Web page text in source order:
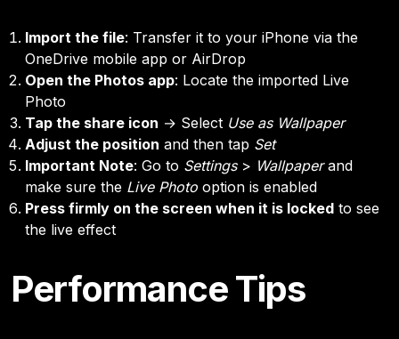
Import the file: Transfer it to your iPhone via the
OneDrive mobile app or AirDrop
Open the Photos app: Locate the imported Live
Photo
Tap the share icon → Select Use as Wallpaper
Adjust the position and then tap Set
Important Note: Go to Settings> Wallpaperand
make sure the Live Photo option is enabled
Press firmly on the screen when it is locked to see
the live effect
Performance Tips